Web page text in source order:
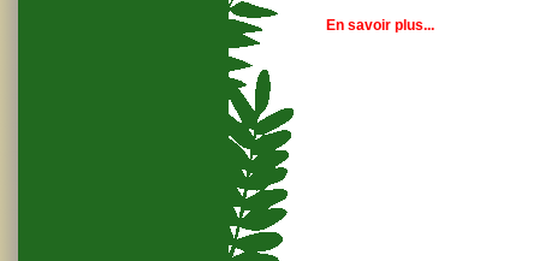
En savoir plus...